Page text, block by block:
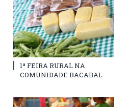
1ª FEIRA RURAL NA
COMUNIDADE BACABAL